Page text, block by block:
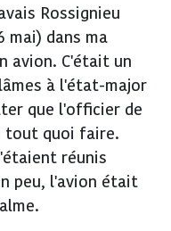
Rossignieu
dans ma
avion. C'était un
à l'état-major
que l'officier de
tout quoi faire.
réunis
peu, l'avion était